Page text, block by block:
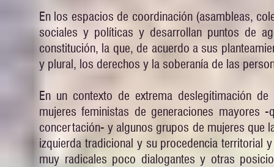
En los espacios de coordinación (asambleas,
sociales y políticas y desarrollan puntos de
constitución, la que, de acuerdo a sus
y plural, los derechos y la soberanía de las
En un contexto de extrema deslegitimación
mujeres feministas de generaciones mayores
concertación- y algunos grupos de mujeres que
izquierda tradicional y su procedencia territorial
muy radicales poco dialogantes y otras